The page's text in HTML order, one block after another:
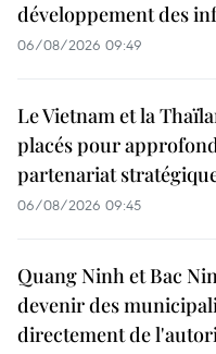
développement des
06/08/2026 09:49
Le Vietnam et la
placés pour
partenariat
06/08/2026 09:45
Quang Ninh et Bac
devenir des
directement de